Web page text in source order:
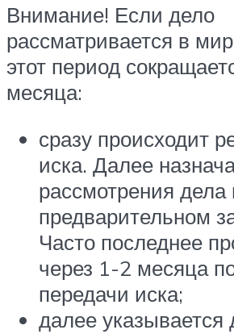
Внимание! Если дело
рассматривается в
этот период
месяца:
сразу происходит
иска. Далее
рассмотрения дела
предварительном
Часто последнее
через 1-2 месяца
передачи иска;
далее указывается